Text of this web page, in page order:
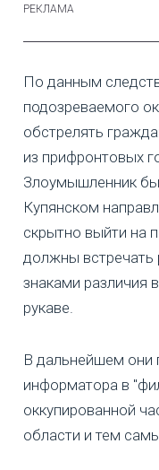
По данным
подозреваемого
обстрелять
из прифронтовых
Злоумышленник
Купянском
скрытно выйти на
должны встречать
знаками различия
рукаве.
В дальнейшем они
информатора в
оккупированной
области и тем